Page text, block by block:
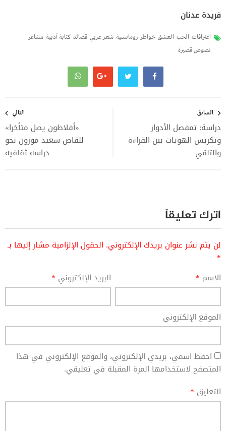
فريدة عدنان
اعترافات الحب العشق خواطر رومانسية شعر عربي قصائد كتابة أدبية مشاعر
نصوص قصيرة
المقالات
السابق
دراسة: تمفصل الأدوار
وتكريس الهويات بين القراءة
والتلقي
التالي
«أفلاطون يصل متأخرا»
للقاص سعيد موزون نحو
دراسة ثقافية
اترك تعليقاً
لن يتم نشر عنوان بريدك الإلكتروني. الحقول الإلزامية مشار إليها بـ
*
الاسم * البريد الإلكتروني *
الموقع الإلكتروني
احفظ اسمي، بريدي الإلكتروني، والموقع الإلكتروني في هذا
المتصفح لاستخدامها المرة المقبلة في تعليقي.
التعليق *